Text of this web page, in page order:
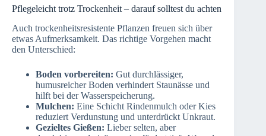
Pflegeleicht trotz Trockenheit – darauf solltest du achten
Auch trockenheitsresistente Pflanzen freuen sich über
etwas Aufmerksamkeit. Das richtige Vorgehen macht
den Unterschied:
Boden vorbereiten: Gut durchlässiger,
humusreicher Boden verhindert Staunässe und
hilft bei der Wasserspeicherung.
Mulchen: Eine Schicht Rindenmulch oder Kies
reduziert Verdunstung und unterdrückt Unkraut.
Gezieltes Gießen: Lieber selten, aber